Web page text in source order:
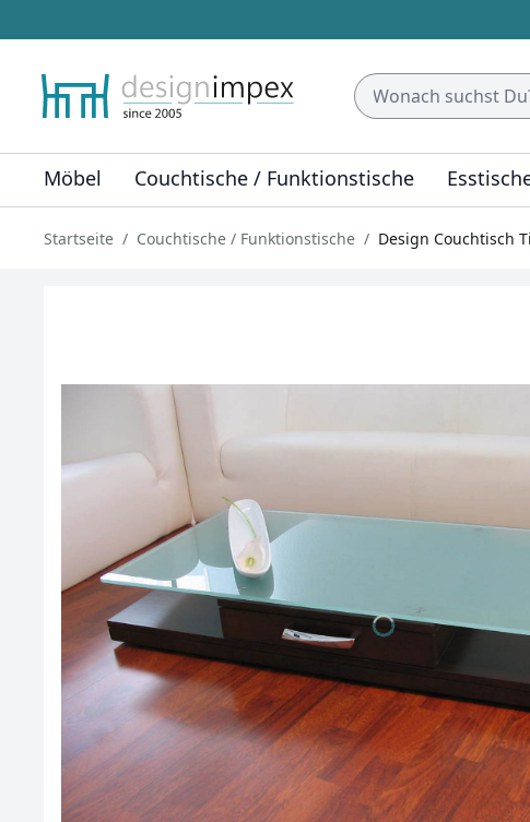
Möbel Couchtische / Funktionstische
Startseite Couchtische / Funktionstische Design Couchtisch